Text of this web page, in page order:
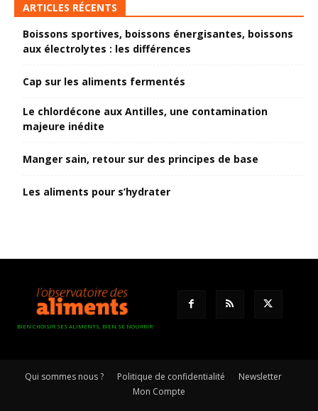
ARTICLES RÉCENTS
Boissons sportives, boissons énergisantes, boissons
aux électrolytes : les différences
Cap sur les aliments fermentés
Le chlordécone aux Antilles, une contamination
majeure inédite
Manger sain, retour sur des principes de base
Les aliments pour s’hydrater
BIEN CHOISIR SES ALIMENTS, BIEN SE NOURRIR
Qui sommes nous ? Politique de confidentialité
Newsletter
Mon Compte